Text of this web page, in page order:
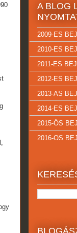
A BLOG
2009-ES
2010-ES
2011-ES
2012-ES
2013-AS
2014-ES
2015-ÖS
2016-OS